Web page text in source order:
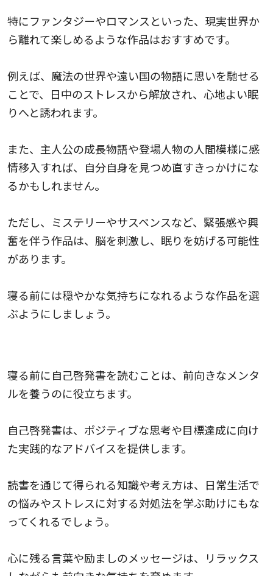
特にファンタジーやロマンスといった、現実世界か
ら離れて楽しめるような作品はおすすめです。
例えば、魔法の世界や遠い国の物語に思いを馳せる
ことで、日中のストレスから解放され、心地よい眠
りへと誘われます。
また、主人公の成長物語や登場人物の人間模様に感
情移入すれば、自分自身を見つめ直すきっかけにな
るかもしれません。
ただし、ミステリーやサスペンスなど、緊張感や興
奮を伴う作品は、脳を刺激し、眠りを妨げる可能性
があります。
寝る前には穏やかな気持ちになれるような作品を選
ぶようにしましょう。
寝る前に自己啓発書を読むことは、前向きなメンタ
ルを養うのに役立ちます。
自己啓発書は、ポジティブな思考や目標達成に向け
た実践的なアドバイスを提供します。
読書を通じて得られる知識や考え方は、日常生活で
の悩みやストレスに対する対処法を学ぶ助けにもな
ってくれるでしょう。
心に残る言葉や励ましのメッセージは、リラックス